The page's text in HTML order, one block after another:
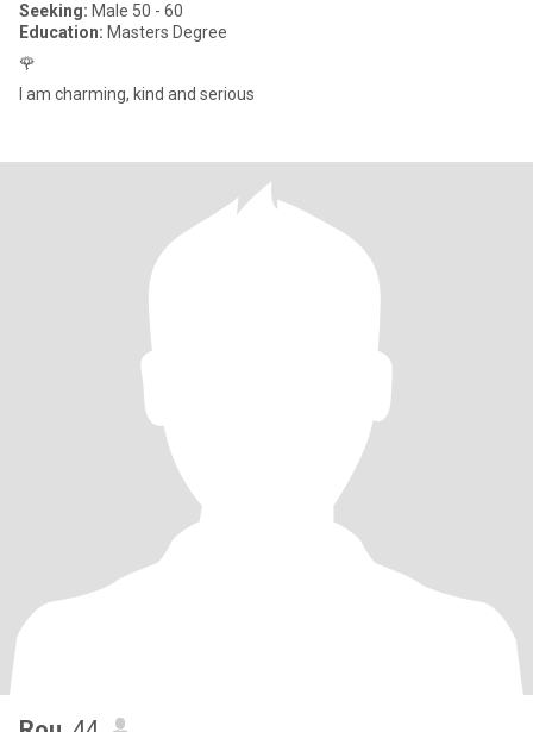
Seeking: Male 50 - 60
Education: Masters Degree
🌹
I am charming, kind and serious